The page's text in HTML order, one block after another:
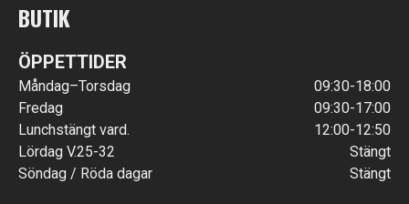
BUTIK
ÖPPETTIDER
Måndag–Torsdag
09:30-18:00
Fredag
09:30-17:00
Lunchstängt vard.
12:00-12:50
Lördag V.25-32
Stängt
Söndag / Röda dagar
Stängt